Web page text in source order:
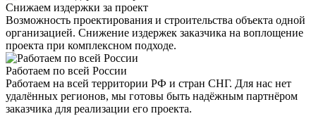
Снижаем издержки за проект
Возможность проектирования и строительства объекта одной
организацией. Снижение издержек заказчика на воплощение
проекта при комплексном подходе.
Работаем по всей России
Работаем на всей территории РФ и стран СНГ. Для нас нет
удалённых регионов, мы готовы быть надёжным партнёром
заказчика для реализации его проекта.